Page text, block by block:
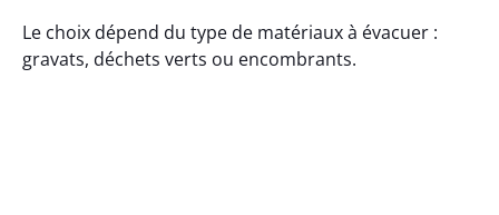
Le choix dépend du type de matériaux à évacuer :
gravats, déchets verts ou encombrants.